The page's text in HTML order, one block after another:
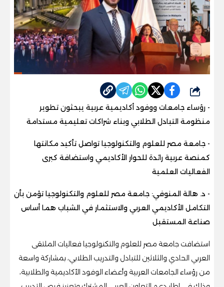
شارك
- رؤساء جامعات ووفود أكاديمية عربية يبحثون تطوير
منظومة التبادل الطلابي وبناء شراكات تعليمية مستدامة
- جامعة مصر للعلوم والتكنولوجيا تواصل تأكيد مكانتها
كمنصة عربية رائدة للحوار الأكاديمي واستضافة كبرى
الفعاليات العلمية
- د. هالة المنوفي: جامعة مصر للعلوم والتكنولوجيا تؤمن بأن
التكامل الأكاديمي العربي والاستثمار في الشباب هما أساس
صناعة المستقبل
استضافت جامعة مصر للعلوم والتكنولوجيا فعاليات الملتقى
العربي الحادي والثلاثين للتبادل والتدريب الطلابي، بمشاركة واسعة
من رؤساء الجامعات العربية وأعضاء الوفود الأكاديمية والطلابية،